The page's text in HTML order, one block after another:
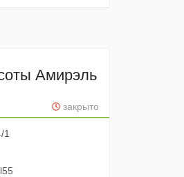
Амирэль
закрыто
1